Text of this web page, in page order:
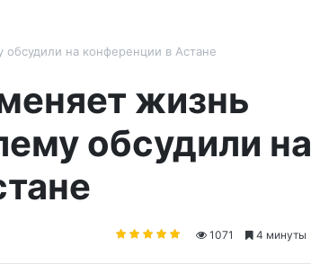
на конференции в Астане
жизнь
обсудили на
1071 4 минуты